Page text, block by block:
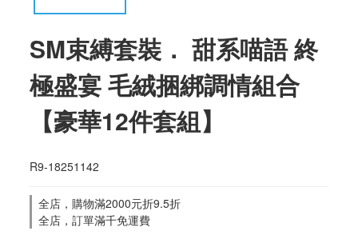
SM束縛套裝． 甜系喵語 終
極盛宴 毛絨捆綁調情組合
【豪華12件套組】
R9-18251142
全店，購物滿2000元折9.5折
全店，訂單滿千免運費